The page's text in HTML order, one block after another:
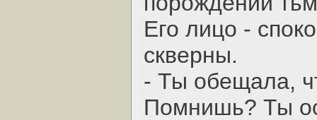
Его лицо -
скверны.
- Ты обещала,
Помнишь? Ты